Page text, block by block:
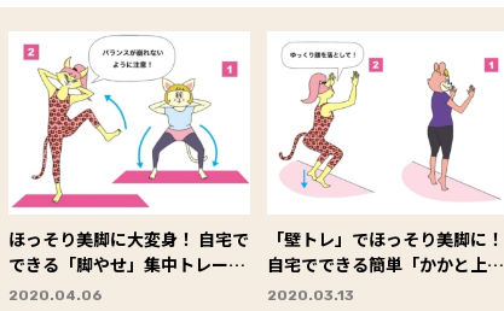
ほっそり美脚に大変身！ 自宅で
できる「脚やせ」集中トレーニ
ング３選
2020.04.06
「壁トレ」でほっそり美脚に！
自宅でできる簡単「かかと上げ
運動」
2020.03.13